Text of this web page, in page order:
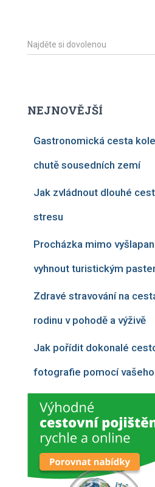
H
l
tNEJNOVĚJŠÍ
Gastronomická cesta
chutě sousedních zemí
Jak zvládnout dlouhé
stresu
Procházka mimo
vyhnout turistickým
Zdravé stravování na
rodinu v pohodě a výživě
Jak pořídit dokonalé
fotografie pomocí